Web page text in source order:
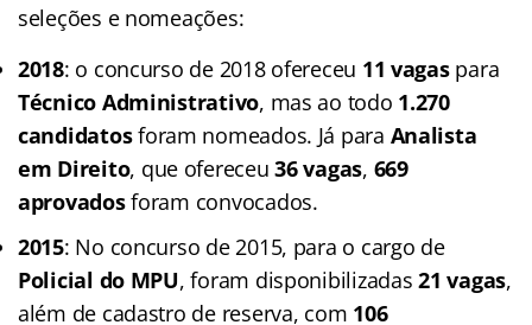
seleções e nomeações:
2018: o concurso de 2018 ofereceu 11 vagaspara
Técnico Administrativo, mas ao todo 1.270
candidatosforam nomeados. Já para Analista
em Direito, que ofereceu36 vagas, 669
aprovadosforam convocados.
2015: No concurso de 2015, para o cargo de
Policial do MPU, foram disponibilizadas21 vagas,
além de cadastro de reserva, com 106